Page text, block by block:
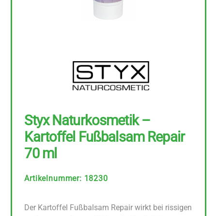
Styx Naturkosmetik –
Kartoffel Fußbalsam Repair
70 ml
Artikelnummer: 18230
Der Kartoffel Fußbalsam Repair wirkt bei rissigen